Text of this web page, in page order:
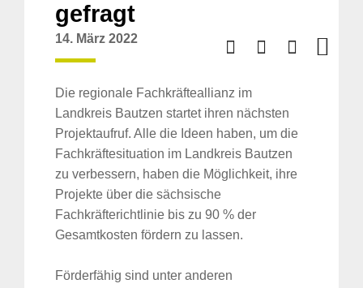
gefragt
14. März 2022
Die regionale Fachkräfteallianz im
Landkreis Bautzen startet ihren nächsten
Projektaufruf. Alle die Ideen haben, um die
Fachkräftesituation im Landkreis Bautzen
zu verbessern, haben die Möglichkeit, ihre
Projekte über die sächsische
Fachkräfterichtlinie bis zu 90 % der
Gesamtkosten fördern zu lassen.
Förderfähig sind unter anderen